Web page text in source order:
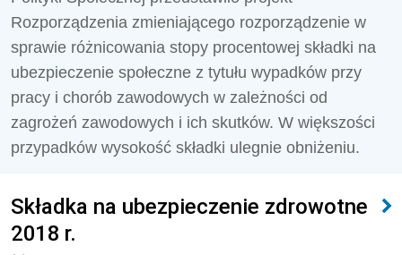
Rozporządzenia zmieniającego rozporządzenie w
sprawie różnicowania stopy procentowej składki na
ubezpieczenie społeczne z tytułu wypadków przy
pracy i chorób zawodowych w zależności od
zagrożeń zawodowych i ich skutków. W większości
przypadków wysokość składki ulegnie obniżeniu.
Składka na ubezpieczenie zdrowotne
2018 r.